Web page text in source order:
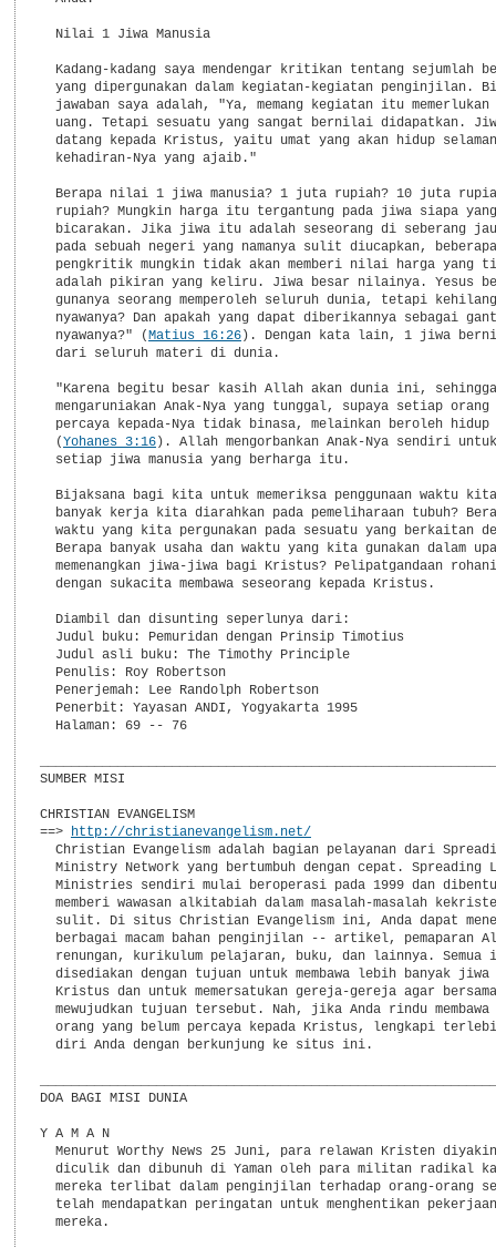
  Nilai 1 Jiwa Manusia
Kadang-kadang saya mendengar kritikan tentang sejumlah
yang dipergunakan dalam kegiatan-kegiatan penginjilan.
jawaban saya adalah, "Ya, memang kegiatan itu memerlukan
uang. Tetapi sesuatu yang sangat bernilai didapatkan.
datang kepada Kristus, yaitu umat yang akan hidup
  kehadiran-Nya yang ajaib."
Berapa nilai 1 jiwa manusia? 1 juta rupiah? 10 juta
rupiah? Mungkin harga itu tergantung pada jiwa siapa
bicarakan. Jika jiwa itu adalah seseorang di seberang
pada sebuah negeri yang namanya sulit diucapkan,
pengkritik mungkin tidak akan memberi nilai harga yang
adalah pikiran yang keliru. Jiwa besar nilainya. Yesus
gunanya seorang memperoleh seluruh dunia, tetapi
nyawanya? Dan apakah yang dapat diberikannya sebagai
  nyawanya?" (
Matius 16:26). Dengan kata lain, 1 jiwa
  dari seluruh materi di dunia.
"Karena begitu besar kasih Allah akan dunia ini,
mengaruniakan Anak-Nya yang tunggal, supaya setiap orang
percaya kepada-Nya tidak binasa, melainkan beroleh hidup
  (
Yohanes 3:16). Allah mengorbankan Anak-Nya sendiri untuk
  setiap jiwa manusia yang berharga itu.
Bijaksana bagi kita untuk memeriksa penggunaan waktu
banyak kerja kita diarahkan pada pemeliharaan tubuh?
waktu yang kita pergunakan pada sesuatu yang berkaitan
Berapa banyak usaha dan waktu yang kita gunakan dalam
memenangkan jiwa-jiwa bagi Kristus? Pelipatgandaan
  dengan sukacita membawa seseorang kepada Kristus.
  Diambil dan disunting seperlunya dari:
  Judul buku: Pemuridan dengan Prinsip Timotius
  Judul asli buku: The Timothy Principle
  Penulis: Roy Robertson
  Penerjemah: Lee Randolph Robertson
  Penerbit: Yayasan ANDI, Yogyakarta 1995
  Halaman: 69 -- 76
SUMBER MISI
CHRISTIAN EVANGELISM
==>
http://christianevangelism.net/
Christian Evangelism adalah bagian pelayanan dari
Ministry Network yang bertumbuh dengan cepat. Spreading
Ministries sendiri mulai beroperasi pada 1999 dan
memberi wawasan alkitabiah dalam masalah-masalah
sulit. Di situs Christian Evangelism ini, Anda dapat
berbagai macam bahan penginjilan -- artikel, pemaparan
renungan, kurikulum pelajaran, buku, dan lainnya. Semua
disediakan dengan tujuan untuk membawa lebih banyak jiwa
Kristus dan untuk memersatukan gereja-gereja agar
mewujudkan tujuan tersebut. Nah, jika Anda rindu membawa
orang yang belum percaya kepada Kristus, lengkapi
  diri Anda dengan berkunjung ke situs ini.
DOA BAGI MISI DUNIA
Y A M A N
Menurut Worthy News 25 Juni, para relawan Kristen
diculik dan dibunuh di Yaman oleh para militan radikal
mereka terlibat dalam penginjilan terhadap orang-orang
telah mendapatkan peringatan untuk menghentikan
  mereka.